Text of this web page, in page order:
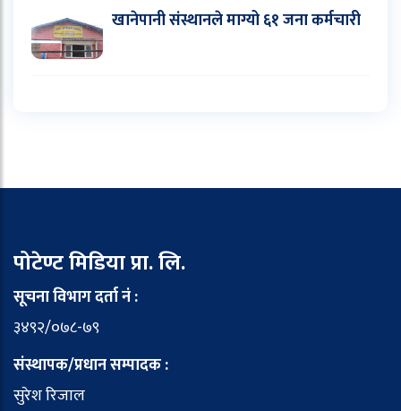
खानेपानी संस्थानले माग्यो ६१ जना कर्मचारी
पोटेण्ट मिडिया प्रा. लि.
सूचना विभाग दर्ता नं :
३४९२/०७८-७९
संस्थापक/प्रधान सम्पादक :
सुरेश रिजाल